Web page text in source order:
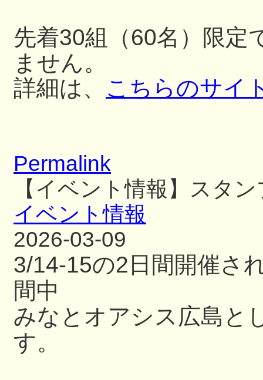
先着30組（60名）限定
ません。
詳細は、 こちらのサイ
Permalink
【イベント情報】スタ
イベント情報
2026-03-09
3/14-15の2日間開催さ
間中
みなとオアシス広島と
す。